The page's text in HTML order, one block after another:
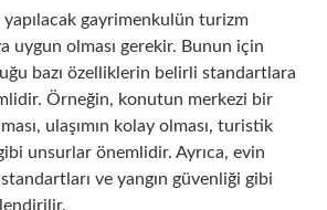
yapılacak gayrimenkulün turizm
uygun olması gerekir. Bunun için
bazı özelliklerin belirli standartlara
Örneğin, konutun merkezi bir
ulaşımın kolay olması, turistik
unsurlar önemlidir. Ayrıca, evin
ve yangın güvenliği gibi